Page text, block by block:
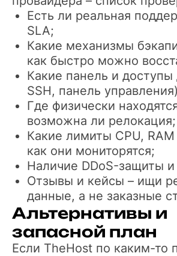
Есть ли реальная
SLA;
Какие механизмы
как быстро можно
Какие панель и
SSH, панель
Где физически
возможна ли релокация;
Какие лимиты CPU,
как они мониторятся;
Наличие DDoS-защиты и
Отзывы и кейсы – ищи
данные, а не заказные
Альтернативы и
запасной план
Если TheHost по каким-то